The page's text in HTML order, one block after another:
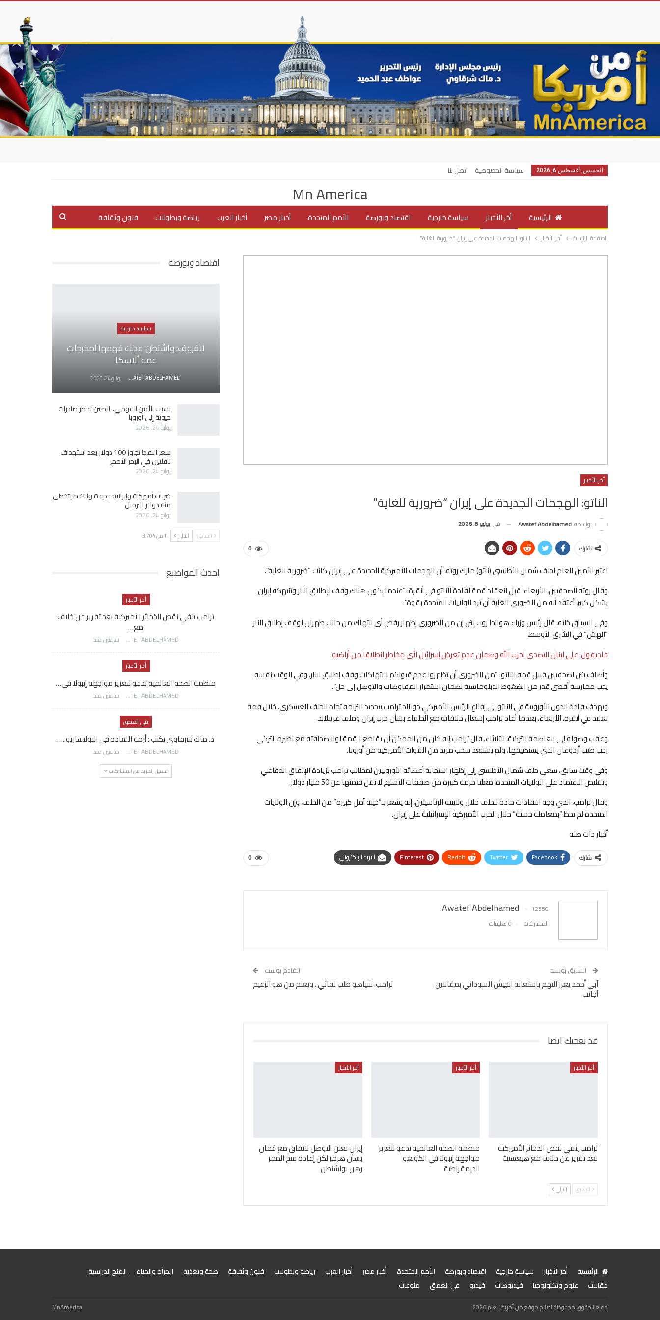
الخميس, أغسطس 6, 2026 سياسة الخصوصية اتصل بنا
Mn America
الرئيسية أخر الأخبار سياسة خارجية اقتصاد وبورصة الأمم المتحدة أخبار مصر أخبار العرب رياضة وبطولات
فنون وثقافة
صحة وتغذية
المرأة والحياة المنح الدراسية الصفحة الرئيسية أخر الأخبار الناتو: الهجمات الجديدة على إيران “ضرورية للغاية”
أخر الأخبار
الناتو: الهجمات الجديدة على إيران “ضرورية للغاية”
بواسطة Awatef Abdelhamed في يوليو 8, 2026
0 شارك
اعتبر الأمين العام لحلف شمال الأطلسي (ناتو) مارك روته، أن الهجمات الأميركية ‌الجديدة على ‌إيران كانت “ضرورية للغاية”.
وقال روته للصحفيين، ‌الأربعاء، ‌قبل ‌انعقاد ⁠قمة لقادة الناتو في أنقرة: “عندما يكون ⁠هناك وقف لإطلاق ⁠النار وتنتهكه ⁠إيران
بشكل كبير، أعتقد أنه من الضروري للغاية أن ترد الولايات المتحدة ‌بقوة”.
وفي السياق ذاته، قال رئيس وزراء هولندا روب يتن إن من الضروري إظهار رفض أي ‌انتهاك من جانب طهران لوقف إطلاق النار
“الهش” في ‌الشرق ‌الأوسط.
فاديفول: على لبنان التصدي لحزب الله وضمان عدم تعرض إسرائيل لأي مخاطر انطلاقا من أراضيه
وأضاف ⁠يتن لصحفيين قبيل قمة الناتو: “من ⁠الضروري أن تظهروا عدم ⁠قبولكم لانتهاكات وقف إطلاق ⁠النار، وفي الوقت نفسه
يجب ممارسة أقصى قدر من الضغوط الدبلوماسية لضمان استمرار المفاوضات والتوصل إلى حل”.
ويهدف قادة الدول الأوروبية في الناتو إلى إقناع الرئيس الأميركي دونالد ترامب بتجديد التزامه تجاه الحلف العسكري، خلال قمة
تعقد في أنقرة، الأربعاء، بعدما أعاد ترامب ⁠إشعال خلافاته مع الحلفاء بشأن حرب إيران وملف غرينلاند.
وعقب وصوله إلى العاصمة التركية، الثلاثاء، قال ترامب إنه كان من الممكن أن يقاطع القمة لولا صداقته مع نظيره التركي
رجب طيب أردوغان الذي يستضيفها، ولم يستبعد سحب مزيد من القوات الأميركية من أوروبا.
وفي وقت سابق، سعى حلف شمال الأطلسي إلى إظهار استجابة أعضائه الأوروبيين ‌لمطالب ترامب بزيادة الإنفاق الدفاعي
وتقليص الاعتماد على الولايات المتحدة، معلنا حزمة كبيرة من صفقات التسليح لا تقل قيمتها عن ‌50 مليار دولار.
وقال ترامب، ‌الذي وجه انتقادات حادة للحلف خلال ولايتيه الرئاسيتين، إنه يشعر بـ”خيبة أمل كبيرة” من الحلف، وإن الولايات
المتحدة لم تحظ “بمعاملة حسنة” خلال الحرب الأميركية الإسرائيلية على إيران.
أخبار ذات صلة
0 شارك Facebook
Twitter
ReddIt
Pinterest البريد الإلكتروني
Awatef Abdelhamed
12550
المشاركات
0 تعليقات
السابق بوست
آبي أحمد يعزز التهم باستعانة الجيش السوداني بمقاتلين
أجانب
القادم بوست
ترامب: نتنياهو طلب لقائي.. ويعلم من هو الزعيم
قد يعجبك ايضا
أخر الأخبار
ترامب ينفي نقص الذخائر الأميركية
بعد تقرير عن خلاف مع هيغسيث
أخر الأخبار
منظمة الصحة العالمية تدعو لتعزيز
مواجهة إيبولا في الكونغو
الديمقراطية
أخر الأخبار
إيران تعلن التوصل لاتفاق مع عُمان
بشأن هرمز لكن إعادة فتح الممر
رهن بواشنطن
السابق التالي
اقتصاد وبورصة
سياسة خارجية
لافروف: واشنطن عدلت فهمها لمخرجات
قمة ألاسكا
AWATEF ABDELHAMED يوليو 24, 2026
بسبب الأمن القومي.. الصين تحظر صادرات
حيوية إلى أوروبا
يوليو 24, 2026
سعر النفط تجاوز 100 دولار بعد استهداف
ناقلتين في البحر الأحمر
يوليو 24, 2026
ضربات أميركية وإيرانية جديدة والنفط يتخطى
مئة دولار للبرميل
يوليو 24, 2026
السابق التالي 1 من 3٬704
احدث المواضيع
أخر الأخبار
ترامب ينفي نقص الذخائر الأميركية بعد تقرير عن خلاف
مع…
AWATEF ABDELHAMED ساعتين منذ
أخر الأخبار
منظمة الصحة العالمية تدعو لتعزيز مواجهة إيبولا في…
AWATEF ABDELHAMED ساعتين منذ
في العمق
د. ماك شرقاوي يكتب : أزمة القيادة في البوليساريو..…
AWATEF ABDELHAMED ساعتين منذ
تحميل المزيد من المشاركات
الرئيسية أخر الأخبار سياسة خارجية اقتصاد وبورصة الأمم المتحدة أخبار مصر أخبار العرب رياضة وبطولات فنون وثقافة صحة وتغذية المرأة والحياة
المنح الدراسية
مقالات
علوم وتكنولوجيا فيديوهات فيديو في العمق منوعات
جميع الحقوق محفوظة لصالح موقع من أمريكا لعام 2026 MnAmerica